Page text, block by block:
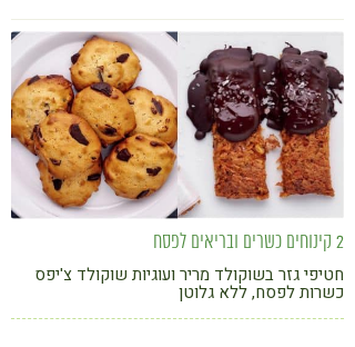
2 קינוחים כשרים ובריאים לפסח
חטיפי גזר בשוקולד מריר ועוגיות שוקולד צ'יפס
כשרות לפסח, ללא גלוטן